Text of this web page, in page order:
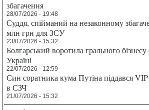
збагачення
28/07/2026 - 19:48
Суддя, спійманий на незаконному
млн грн для ЗСУ
23/07/2026 - 15:32
Болгарський воротила грального бізнесу
Україні
22/07/2026 - 12:59
Син соратника кума Путіна піддався VIP-
в СЗЧ
21/07/2026 - 15:32